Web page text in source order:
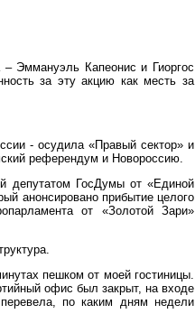
Эммануэль Капеонис и Гиоргос
за эту акцию как месть за
- осудила «Правый сектор» и
референдум и Новороссию.
депутатом ГосДумы от «Единой
анонсировано прибытие целого
от «Золотой Зари»
пешком от моей гостиницы.
офис был закрыт, на входе
по каким дням недели